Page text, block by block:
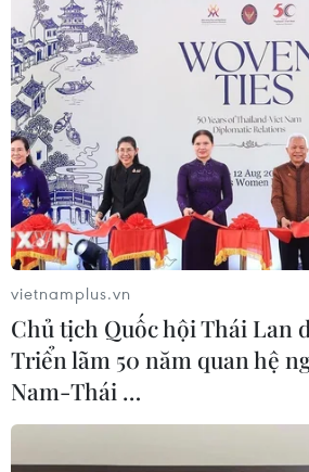
Theo dõi VietnamPlus
TIN LIÊN QUAN
vietnamplus.vn
Chủ tịch Quốc hội Thái Lan
Triển lãm 50 năm quan hệ
Nam-Thái …